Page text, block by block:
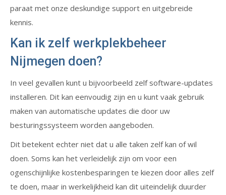
paraat met onze deskundige support en uitgebreide
kennis.
Kan ik zelf werkplekbeheer
Nijmegen doen?
In veel gevallen kunt u bijvoorbeeld zelf software-updates
installeren. Dit kan eenvoudig zijn en u kunt vaak gebruik
maken van automatische updates die door uw
besturingssysteem worden aangeboden.
Dit betekent echter niet dat u alle taken zelf kan of wil
doen. Soms kan het verleidelijk zijn om voor een
ogenschijnlijke kostenbesparingen te kiezen door alles zelf
te doen, maar in werkelijkheid kan dit uiteindelijk duurder